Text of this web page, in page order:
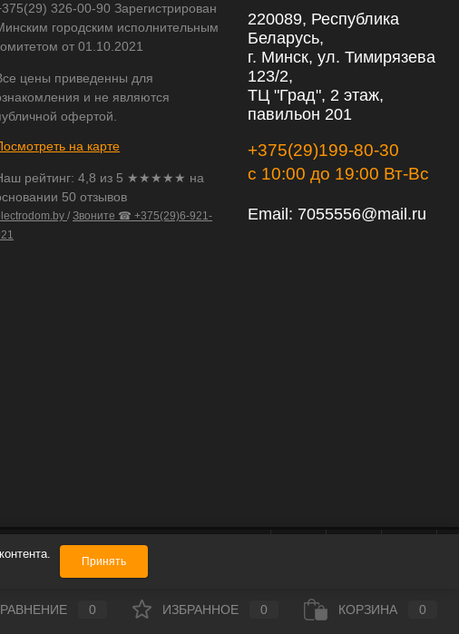
326-00-90 Зарегистрирован
городским исполнительным
от 01.10.2021
цены приведенны для
и не являются
офертой.
на карте
рейтинг: 4,8 из 5 ★★★★★ на
50 отзывов
/ Звоните ☎ +375(29)6-921-
220089, Республика
Беларусь,
г. Минск, ул. Тимирязева
123/2,
ТЦ "Град", 2 этаж,
павильон 201
+375(29)199-80-30
с 10:00 до 19:00 Вт-Вс
Email: 7055556@mail.ru
0 ИЗБРАННОЕ 0 КОРЗИНА 0
Принять